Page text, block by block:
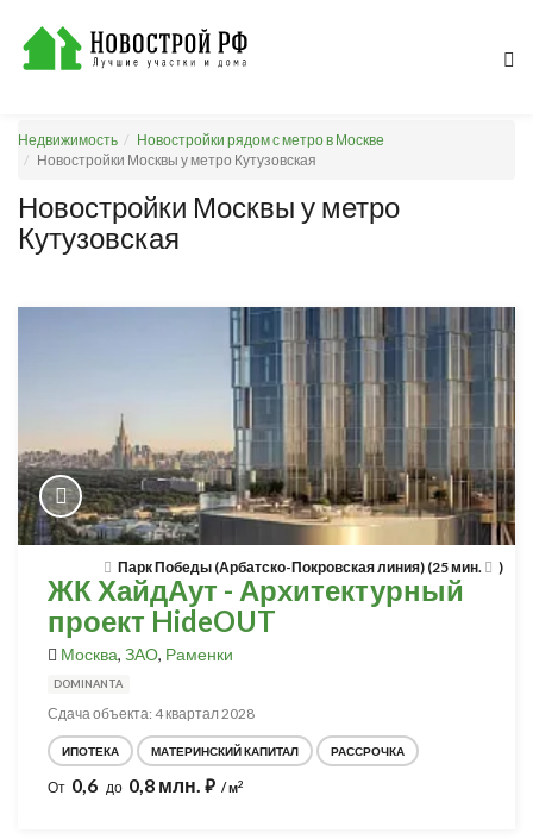
Недвижимость
Новостройки рядом с метро в Москве
Новостройки Москвы у метро Кутузовская
Новостройки Москвы у метро
Кутузовская
Парк Победы (Арбатско-Покровская линия) (25 мин. )
ЖК ХайдАут - Архитектурный
проект HideOUT
Москва, ЗАО, Раменки
DOMINANTA
Сдача объекта: 4 квартал 2028
ИПОТЕКА МАТЕРИНСКИЙ КАПИТАЛ РАССРОЧКА
От 0,6 до 0,8 млн. ⃏ / м2